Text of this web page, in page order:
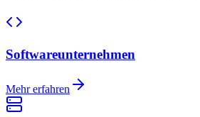
Softwareunternehmen
Mehr erfahren